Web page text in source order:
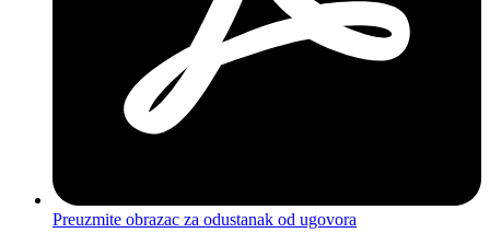
Preuzmite obrazac za odustanak od ugovora